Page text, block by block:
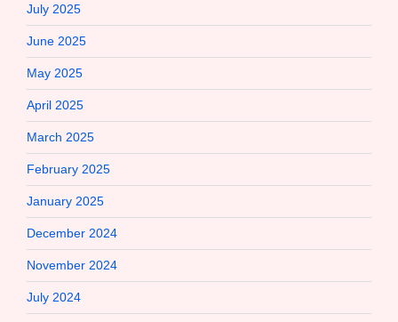
July 2025
June 2025
May 2025
April 2025
March 2025
February 2025
January 2025
December 2024
November 2024
July 2024